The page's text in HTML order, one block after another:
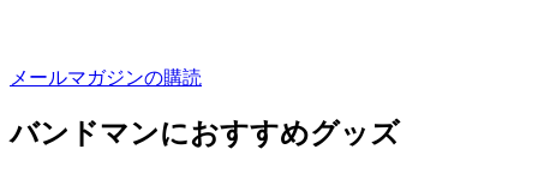
メールマガジンの購読
バンドマンにおすすめグッズ